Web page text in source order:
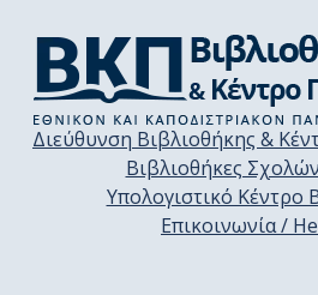
Διεύθυνση Βιβλιοθήκης &
Βιβλιοθήκες
Υπολογιστικό Κέντρο
Επικοινωνία /